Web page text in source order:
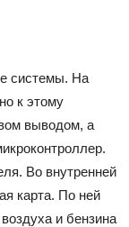
системы. На
к этому
выводом, а
Во внутренней
карта. По ней
и бензина